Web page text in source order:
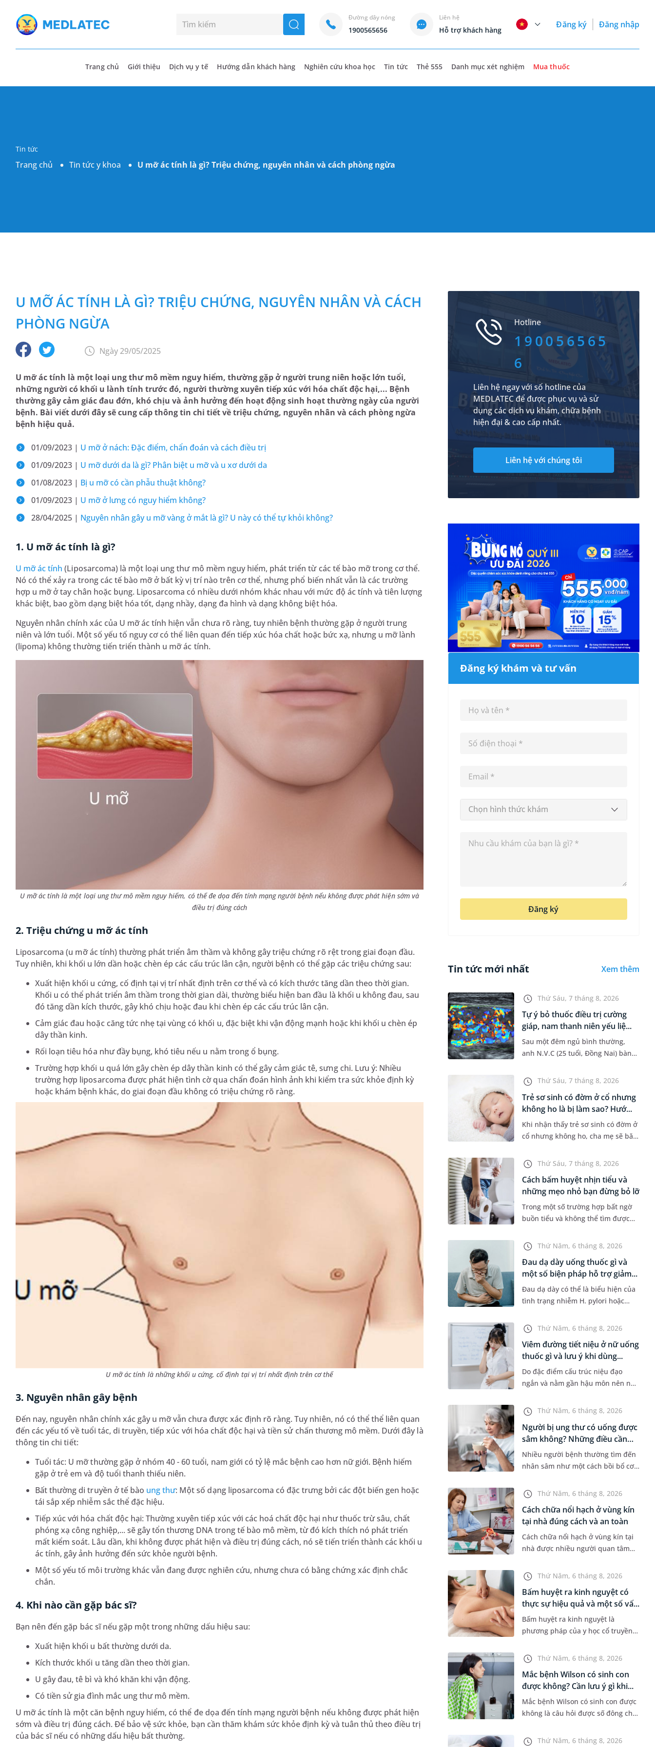
seach
Đường dây nóng
1900565656
Liên hệ
Hỗ trợ khách hàng
Đăng ký Đăng nhập
Trang chủ Giới thiệu Dịch vụ y tế Hướng dẫn khách hàng Nghiên cứu khoa học Tin tức Thẻ 555 Danh mục xét nghiệm Mua thuốc
Tin tức
Trang chủ Tin tức y khoa U mỡ ác tính là gì? Triệu chứng, nguyên nhân và cách phòng ngừa
U MỠ ÁC TÍNH LÀ GÌ? TRIỆU CHỨNG, NGUYÊN NHÂN VÀ CÁCH
PHÒNG NGỪA
Ngày 29/05/2025
U mỡ ác tính là một loại ung thư mô mềm nguy hiểm, thường gặp ở người trung niên hoặc lớn tuổi,
những người có khối u lành tính trước đó, người thường xuyên tiếp xúc với hóa chất độc hại,... Bệnh
thường gây cảm giác đau đớn, khó chịu và ảnh hưởng đến hoạt động sinh hoạt thường ngày của người
bệnh. Bài viết dưới đây sẽ cung cấp thông tin chi tiết về triệu chứng, nguyên nhân và cách phòng ngừa
bệnh hiệu quả.
01/09/2023 | U mỡ ở nách: Đặc điểm, chẩn đoán và cách điều trị
01/09/2023 | U mỡ dưới da là gì? Phân biệt u mỡ và u xơ dưới da
01/08/2023 | Bị u mỡ có cần phẫu thuật không?
01/09/2023 | U mỡ ở lưng có nguy hiểm không?
28/04/2025 | Nguyên nhân gây u mỡ vàng ở mắt là gì? U này có thể tự khỏi không?
1. U mỡ ác tính là gì?
U mỡ ác tính (Liposarcoma) là một loại ung thư mô mềm nguy hiểm, phát triển từ các tế bào mỡ trong cơ thể.
Nó có thể xảy ra trong các tế bào mỡ ở bất kỳ vị trí nào trên cơ thể, nhưng phổ biến nhất vẫn là các trường
hợp u mỡ ở tay chân hoặc bụng. Liposarcoma có nhiều dưới nhóm khác nhau với mức độ ác tính và tiên lượng
khác biệt, bao gồm dạng biệt hóa tốt, dạng nhầy, dạng đa hình và dạng không biệt hóa.
Nguyên nhân chính xác của U mỡ ác tính hiện vẫn chưa rõ ràng, tuy nhiên bệnh thường gặp ở người trung
niên và lớn tuổi. Một số yếu tố nguy cơ có thể liên quan đến tiếp xúc hóa chất hoặc bức xạ, nhưng u mỡ lành
(lipoma) không thường tiến triển thành u mỡ ác tính.
U mỡ ác tính là một loại ung thư mô mềm nguy hiểm, có thể đe dọa đến tính mạng người bệnh nếu không được phát hiện sớm và
điều trị đúng cách
2. Triệu chứng u mỡ ác tính
Liposarcoma (u mỡ ác tính) thường phát triển âm thầm và không gây triệu chứng rõ rệt trong giai đoạn đầu.
Tuy nhiên, khi khối u lớn dần hoặc chèn ép các cấu trúc lân cận, người bệnh có thể gặp các triệu chứng sau:
Xuất hiện khối u cứng, cố định tại vị trí nhất định trên cơ thể và có kích thước tăng dần theo thời gian.
Khối u có thể phát triển âm thầm trong thời gian dài, thường biểu hiện ban đầu là khối u không đau, sau
đó tăng dần kích thước, gây khó chịu hoặc đau khi chèn ép các cấu trúc lân cận.
Cảm giác đau hoặc căng tức nhẹ tại vùng có khối u, đặc biệt khi vận động mạnh hoặc khi khối u chèn ép
dây thần kinh.
Rối loạn tiêu hóa như đầy bụng, khó tiêu nếu u nằm trong ổ bụng.
Trường hợp khối u quá lớn gây chèn ép dây thần kinh có thể gây cảm giác tê, sưng chi. Lưu ý: Nhiều
trường hợp liposarcoma được phát hiện tình cờ qua chẩn đoán hình ảnh khi kiểm tra sức khỏe định kỳ
hoặc khám bệnh khác, do giai đoạn đầu không có triệu chứng rõ ràng.
U mỡ ác tính là những khối u cứng, cố định tại vị trí nhất định trên cơ thể
3. Nguyên nhân gây bệnh
Đến nay, nguyên nhân chính xác gây u mỡ vẫn chưa được xác định rõ ràng. Tuy nhiên, nó có thể thể liên quan
đến các yếu tố về tuổi tác, di truyền, tiếp xúc với hóa chất độc hại và tiền sử chấn thương mô mềm. Dưới đây là
thông tin chi tiết:
Tuổi tác: U mỡ thường gặp ở nhóm 40 - 60 tuổi, nam giới có tỷ lệ mắc bệnh cao hơn nữ giới. Bệnh hiếm
gặp ở trẻ em và độ tuổi thanh thiếu niên.
Bất thường di truyền ở tế bào ung thư: Một số dạng liposarcoma có đặc trưng bởi các đột biến gen hoặc
tái sắp xếp nhiễm sắc thể đặc hiệu.
Tiếp xúc với hóa chất độc hại: Thường xuyên tiếp xúc với các hoá chất độc hại như thuốc trừ sâu, chất
phóng xạ công nghiệp,... sẽ gây tổn thương DNA trong tế bào mô mềm, từ đó kích thích nó phát triển
mất kiểm soát. Lâu dần, khi không được phát hiện và điều trị đúng cách, nó sẽ tiến triển thành các khối u
ác tính, gây ảnh hưởng đến sức khỏe người bệnh.
Một số yếu tố môi trường khác vẫn đang được nghiên cứu, nhưng chưa có bằng chứng xác định chắc
chắn.
4. Khi nào cần gặp bác sĩ?
Bạn nên đến gặp bác sĩ nếu gặp một trong những dấu hiệu sau:
Xuất hiện khối u bất thường dưới da.
Kích thước khối u tăng dần theo thời gian.
U gây đau, tê bì và khó khăn khi vận động.
Có tiền sử gia đình mắc ung thư mô mềm.
U mỡ ác tính là một căn bệnh nguy hiểm, có thể đe dọa đến tính mạng người bệnh nếu không được phát hiện
sớm và điều trị đúng cách. Để bảo vệ sức khỏe, bạn cần thăm khám sức khỏe định kỳ và tuân thủ theo điều trị
của bác sĩ nếu có những dấu hiệu bất thường.
Hotline
190056565
6
Liên hệ ngay với số hotline của
MEDLATEC để được phục vụ và sử
dụng các dịch vụ khám, chữa bệnh
hiện đại & cao cấp nhất.
Liên hệ với chúng tôi
Đăng ký khám và tư vấn
Chọn hình thức khám
Đăng ký
Tin tức mới nhất Xem thêm
Thứ Sáu, 7 tháng 8, 2026
Tự ý bỏ thuốc điều trị cường
giáp, nam thanh niên yếu liệ...
Sau một đêm ngủ bình thường,
anh N.V.C (25 tuổi, Đồng Nai) bàng
không thể vận động đi lại được. Kết
quả thăm khám tại Phòng...
Thứ Sáu, 7 tháng 8, 2026
Trẻ sơ sinh có đờm ở cổ nhưng
không ho là bị làm sao? Hướ...
Khi nhận thấy trẻ sơ sinh có đờm ở
cổ nhưng không ho, cha mẹ sẽ băn
đường hô hấp hay không. Những
chia sẻ dưới đây sẽ giúp ch...
Thứ Sáu, 7 tháng 8, 2026
Cách bấm huyệt nhịn tiểu và
những mẹo nhỏ bạn đừng bỏ lỡ
Trong một số trường hợp bất ngờ
buồn tiểu và không thể tìm được
dụng phương pháp bấm huyệt
nhịn tiểu. Vậy cách bấm huyệt
nhịn...
Thứ Năm, 6 tháng 8, 2026
Đau dạ dày uống thuốc gì và
một số biện pháp hỗ trợ giảm...
Đau dạ dày có thể là biểu hiện của
tình trạng nhiễm H. pylori hoặc
Dựa theo nguyên nhân cụ thể, bác
sĩ sẽ cân nhắc chỉ định p...
Thứ Năm, 6 tháng 8, 2026
Viêm đường tiết niệu ở nữ uống
thuốc gì và lưu ý khi dùng...
Do đặc điểm cấu trúc niệu đạo
ngắn và nằm gần hậu môn nên nữ
niệu hơn nam giới. Tùy theo
nguyên nhân, mức độ nhiễm trùng
và...
Thứ Năm, 6 tháng 8, 2026
Người bị ung thư có uống được
sâm không? Những điều cần
b...
Nhiều người bệnh thường tìm đến
nhân sâm như một cách bồi bổ cơ
thư. Tuy nhiên, câu hỏi người bị
ung thư có uống được sâm kh...
Thứ Năm, 6 tháng 8, 2026
Cách chữa nổi hạch ở vùng kín
tại nhà đúng cách và an toàn
Cách chữa nổi hạch ở vùng kín tại
nhà được nhiều người quan tâm
bẹn hoặc cơ quan sinh dục. Nếu
hạch mới xuất hiện, kích th...
Thứ Năm, 6 tháng 8, 2026
Bấm huyệt ra kinh nguyệt có
thực sự hiệu quả và một số vấ...
Bấm huyệt ra kinh nguyệt là
phương pháp của y học cổ truyền
gặp tình trạng chậm kinh hoặc kinh
nguyệt không đều. Vậy phương
ph...
Thứ Năm, 6 tháng 8, 2026
Mắc bệnh Wilson có sinh con
được không? Cần lưu ý gì khi...
Mắc bệnh Wilson có sinh con được
không là câu hỏi được số đông chị
tâm. Trên thực tế, người mắc bệnh
Thứ Năm, 6 tháng 8, 2026